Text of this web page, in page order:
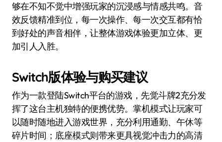
够在不知不觉中增强玩家的沉浸感与情感共鸣。音
效反馈精准到位，每一次操作、每一次交互都有恰
到好处的声音相伴，让整体游戏体验更加立体、更
加引人入胜。
Switch版体验与购买建议
作为一款登陆Switch平台的游戏，先觉斗牌2充分发
挥了这台主机独特的便携优势。掌机模式让玩家可
以随时随地进入游戏世界，充分利用通勤、午休等
碎片时间；底座模式则带来更具视觉冲击力的高清